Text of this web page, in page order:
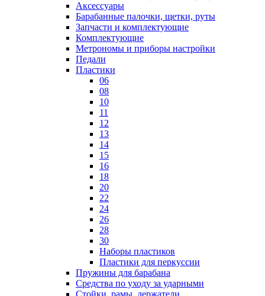
Аксессуары
Барабанные палочки, щетки, руты
Запчасти и комплектующие
Комплектующие
Метрономы и приборы настройки
Педали
Пластики
06
08
10
11
12
13
14
15
16
18
20
22
24
26
28
30
Наборы пластиков
Пластики для перкуссии
Пружины для барабана
Средства по уходу за ударными
Стойки, рамы, держатели